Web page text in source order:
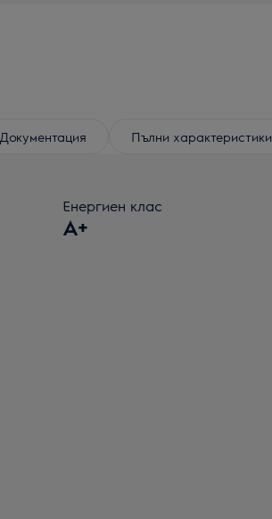
Документация Пълни характеристики
Енергиен клас
A+